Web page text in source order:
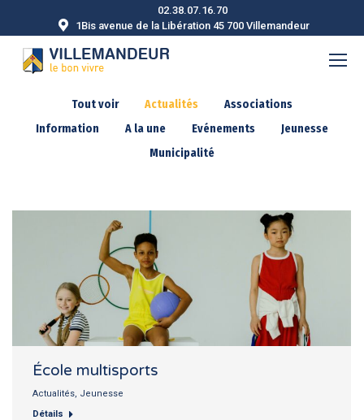
02.38.07.16.70
1Bis avenue de la Libération 45 700 Villemandeur
Tout voir Actualités
Associations
Information
A la une Evénements
Jeunesse
Municipalité
École multisports
Actualités, Jeunesse
Détails